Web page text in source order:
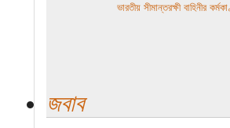
ভারতীয় সীমান্তরক্ষী বাহিনীর
জবাব